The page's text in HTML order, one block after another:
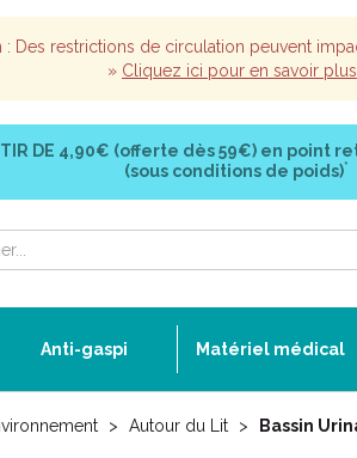
: Des restrictions de circulation peuvent
» Cliquez ici pour en savoir plus
DE 4,90€ (offerte dès 59€) en point
(sous conditions de poids)*
Anti-gaspi Matériel médical
Autour du Lit Bassin